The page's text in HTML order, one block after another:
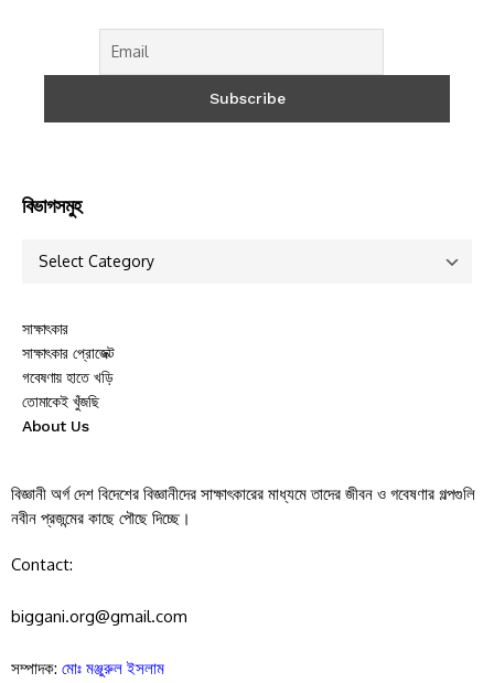
বিভাগসমুহ
সাক্ষাৎকার
সাক্ষাৎকার প্রোজেক্ট
গবেষণায় হাতে খড়ি
তোমাকেই খুঁজছি
About Us
বিজ্ঞানী অর্গ দেশ বিদেশের বিজ্ঞানীদের সাক্ষাৎকারের মাধ্যমে তাদের জীবন ও গবেষণার গল্পগুলি
নবীন প্রজন্মের কাছে পৌছে দিচ্ছে।
Contact:
biggani.org@gmail.com
সম্পাদক: মোঃ মঞ্জুরুল ইসলাম